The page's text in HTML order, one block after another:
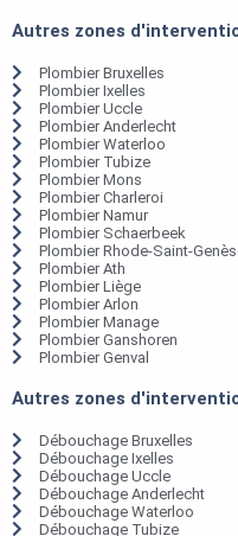
Autres zones
Plombier Bruxelles
Plombier Ixelles
Plombier Uccle
Plombier Anderlecht
Plombier Waterloo
Plombier Tubize
Plombier Mons
Plombier Charleroi
Plombier Namur
Plombier Schaerbeek
Plombier Rhode-Saint-
Plombier Ath
Plombier Liège
Plombier Arlon
Plombier Manage
Plombier Ganshoren
Plombier Genval
Autres zones
Débouchage Bruxelles
Débouchage Ixelles
Débouchage Uccle
Débouchage Anderlecht
Débouchage Waterloo
Débouchage Tubize